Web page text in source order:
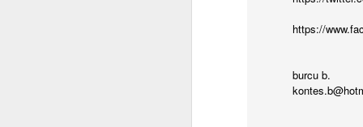
https://
burcu b.